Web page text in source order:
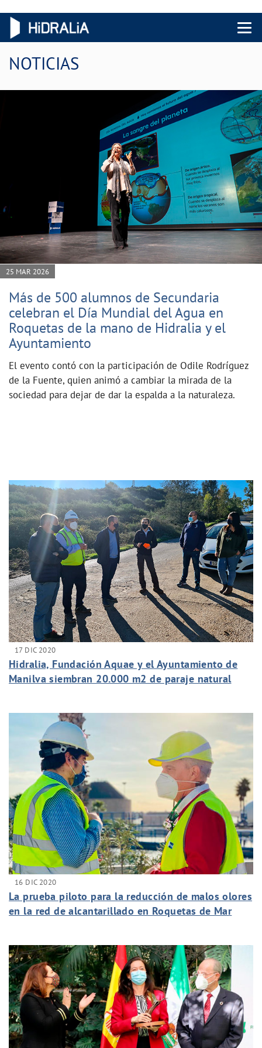
Menu
NOTICIAS
25 MAR 2026
Más de 500 alumnos de Secundaria
celebran el Día Mundial del Agua en
Roquetas de la mano de Hidralia y el
Ayuntamiento
El evento contó con la participación de Odile Rodríguez
de la Fuente, quien animó a cambiar la mirada de la
sociedad para dejar de dar la espalda a la naturaleza.
17 DIC 2020
Hidralia, Fundación Aquae y el Ayuntamiento de
Manilva siembran 20.000 m2 de paraje natural
16 DIC 2020
La prueba piloto para la reducción de malos olores
en la red de alcantarillado en Roquetas de Mar